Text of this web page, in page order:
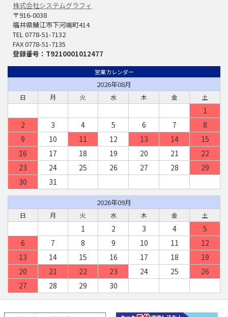
株式会社システムグラフィ
〒916-0038
福井県鯖江市下河端町414
TEL 0778-51-7132
FAX 0778-51-7135
登録番号：T9210001012477
営業カレンダー
2026年08月
日 月 火 水 木 金 土
1
2
3 4 5 6 7
8
9
10 11 12 13 14
15
16
17 18 19 20 21
22
23
24 25 26 27 28
29
30
31
2026年09月
日 月 火 水 木 金 土
1 2 3 4
5
6
7 8 9 10 11
12
13
14 15 16 17 18
19
20
21 22 23 24 25
26
27
28 29 30